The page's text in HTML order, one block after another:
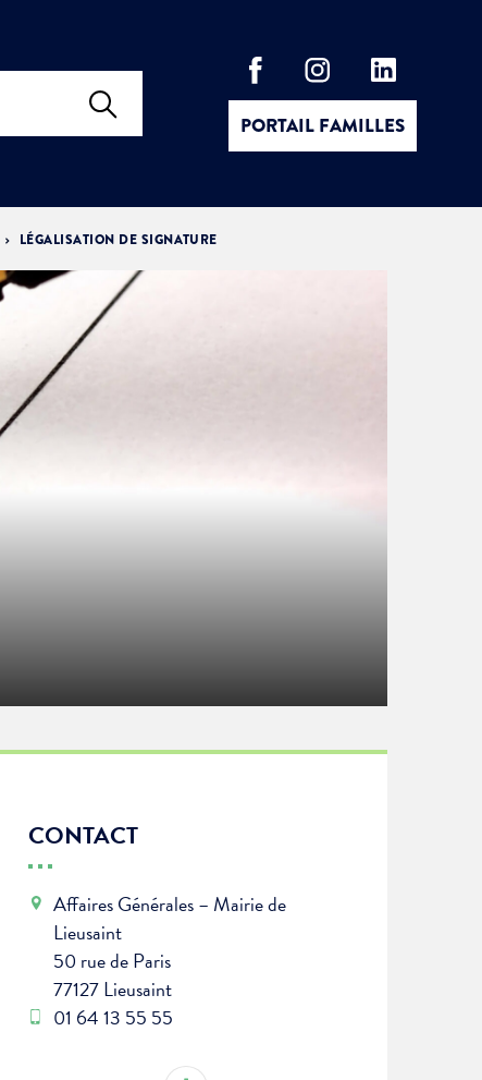
PORTAIL FAMILLES
LÉGALISATION DE SIGNATURE
CONTACT
Affaires Générales – Mairie de
Lieusaint
50 rue de Paris
77127 Lieusaint
01 64 13 55 55